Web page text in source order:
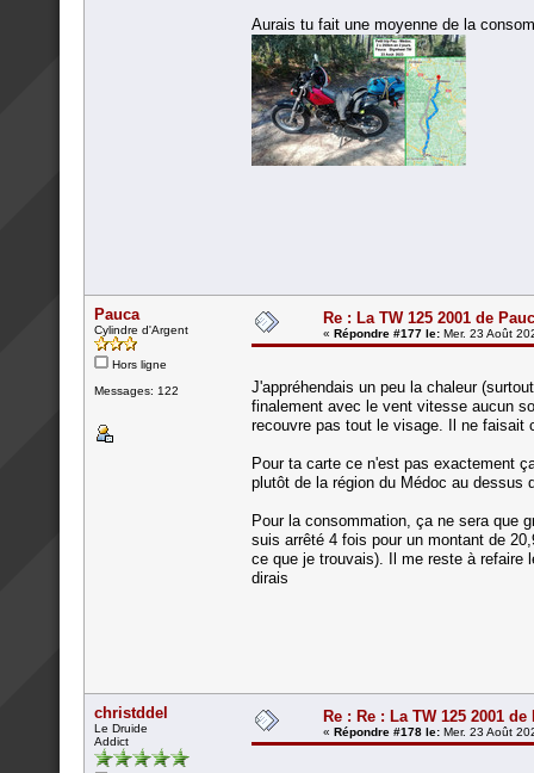
Aurais tu fait une moyenne de la
Pauca
Cylindre d'Argent
Hors ligne
Messages: 122
Re : La TW 125 2001 de
« Répondre #177 le: Mer. 23 Août
J'appréhendais un peu la chaleur
finalement avec le vent vitesse aucun
recouvre pas tout le visage. Il ne faisait
Pour ta carte ce n'est pas exactement
plutôt de la région du Médoc au dessus
Pour la consommation, ça ne sera que
suis arrêté 4 fois pour un montant de
ce que je trouvais). Il me reste à refaire
dirais
christddel
Le Druide
Addict
Re : Re : La TW 125 2001 de
« Répondre #178 le: Mer. 23 Août